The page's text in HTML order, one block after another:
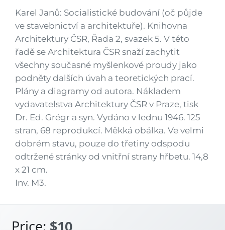
Karel Janů: Socialistické budování (oč půjde
ve stavebnictví a architektuře). Knihovna
Architektury ČSR, Řada 2, svazek 5. V této
řadě se Architektura ČSR snaží zachytit
všechny současné myšlenkové proudy jako
podněty dalších úvah a teoretických prací.
Plány a diagramy od autora. Nákladem
vydavatelstva Architektury ČSR v Praze, tisk
Dr. Ed. Grégr a syn. Vydáno v lednu 1946. 125
stran, 68 reprodukcí. Měkká obálka. Ve velmi
dobrém stavu, pouze do třetiny odspodu
odtržené stránky od vnitřní strany hřbetu. 14,8
x 21 cm.
Inv. M3.
Price: $10